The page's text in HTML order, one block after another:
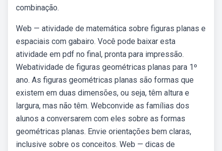
combinação.
Web — atividade de matemática sobre figuras planas e
espaciais com gabairo. Você pode baixar esta
atividade em pdf no final, pronta para impressão.
Webatividade de figuras geométricas planas para 1º
ano. As figuras geométricas planas são formas que
existem em duas dimensões, ou seja, têm altura e
largura, mas não têm. Webconvide as famílias dos
alunos a conversarem com eles sobre as formas
geométricas planas. Envie orientações bem claras,
inclusive sobre os conceitos. Web — dicas de